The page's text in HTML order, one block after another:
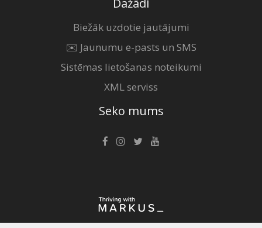
Biežāk uzdotie jautājumi
✉️ Jaunumu e-pasts un SMS
Sistēmas lietošanas noteikumi
XML serviss
Seko mums